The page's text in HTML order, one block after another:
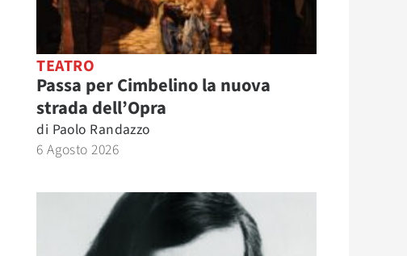
TEATRO
Passa per Cimbelino la nuova
strada dell’Opra
di Paolo Randazzo
6 Agosto 2026